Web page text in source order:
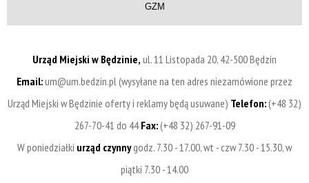
GZM
Urząd Miejski w Będzinie, ul. 11 Listopada 20, 42-500 Będzin
Email:um@um.bedzin.pl (wysyłane na ten adres niezamówione przez
Urząd Miejski w Będzinie oferty i reklamy będą usuwane) Telefon:(+48 32)
267-70-41 do 44Fax:(+48 32) 267-91-09
W poniedziałki urząd czynnygodz. 7.30 - 17.00, wt - czw 7.30 - 15.30, w
piątki 7.30 - 14.00